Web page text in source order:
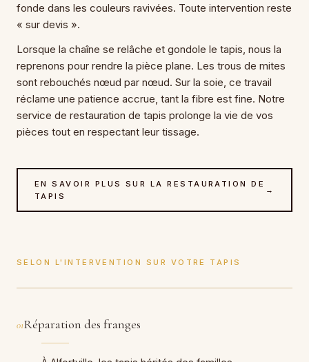
fonde dans les couleurs ravivées. Toute intervention reste
« sur devis ».
Lorsque la chaîne se relâche et gondole le tapis, nous la
reprenons pour rendre la pièce plane. Les trous de mites
sont rebouchés nœud par nœud. Sur la soie, ce travail
réclame une patience accrue, tant la fibre est fine. Notre
service de restauration de tapis prolonge la vie de vos
pièces tout en respectant leur tissage.
EN SAVOIR PLUS SUR LA RESTAURATION DE
TAPIS
→
SELON L'INTERVENTION SUR VOTRE TAPIS
01Réparation des franges